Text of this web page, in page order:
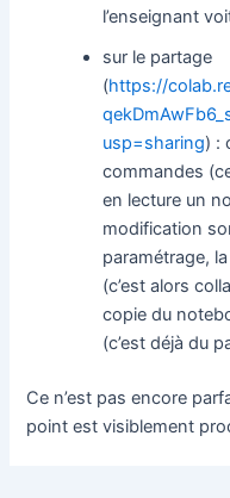
l’enseignant
sur le partage
(https://
usp=sharing) :
commandes
en lecture un
modification
paramétrage,
(c’est alors
copie du
(c’est déjà du
Ce n’est pas encore
point est visiblement